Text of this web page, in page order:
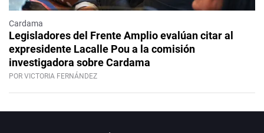
Cardama
Legisladores del Frente Amplio evalúan citar al
expresidente Lacalle Pou a la comisión
investigadora sobre Cardama
POR VICTORIA FERNÁNDEZ